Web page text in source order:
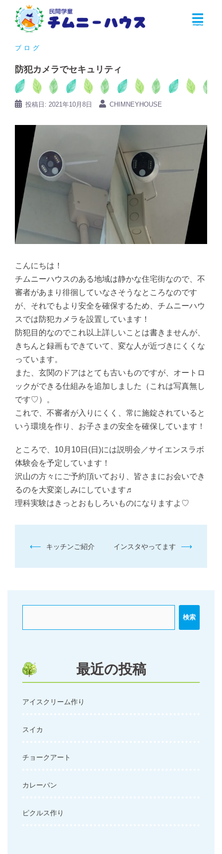
ブログ
防犯カメラでセキュリティ
投稿日: 2021年10月8日 CHIMNEYHOUSE
こんにちは！
チムニーハウスのある地域は静かな住宅街なので、不
審者があまり徘徊していなさそうなところなのです
が、それでもより安全を確保するため、チムニーハウ
スでは防犯カメラを設置しています！
防犯目的なのでこれ以上詳しいことは書きませんが、
きちんと録画もできていて、変な人が近づきにくくな
っています。
また、玄関のドアはとても古いものですが、オートロ
ックができる仕組みを追加しました（これは写真無し
です♡）。
これで、不審者が入りにくく、常に施錠されていると
いう環境を作り、お子さまの安全を確保しています！
ところで、10月10日(日)には説明会／サイエンスラボ
体験会を予定しています！
沢山の方々にご予約頂いており、皆さまにお会いでき
るのを大変楽しみにしています♬
理科実験はきっとおもしろいものになりますよ♡
投
ゲ
ン
⟵ キッチンご紹介 インスタやってます ⟶
検索
最近の投稿
アイスクリーム作り
スイカ
チョークアート
カレーパン
ピクルス作り